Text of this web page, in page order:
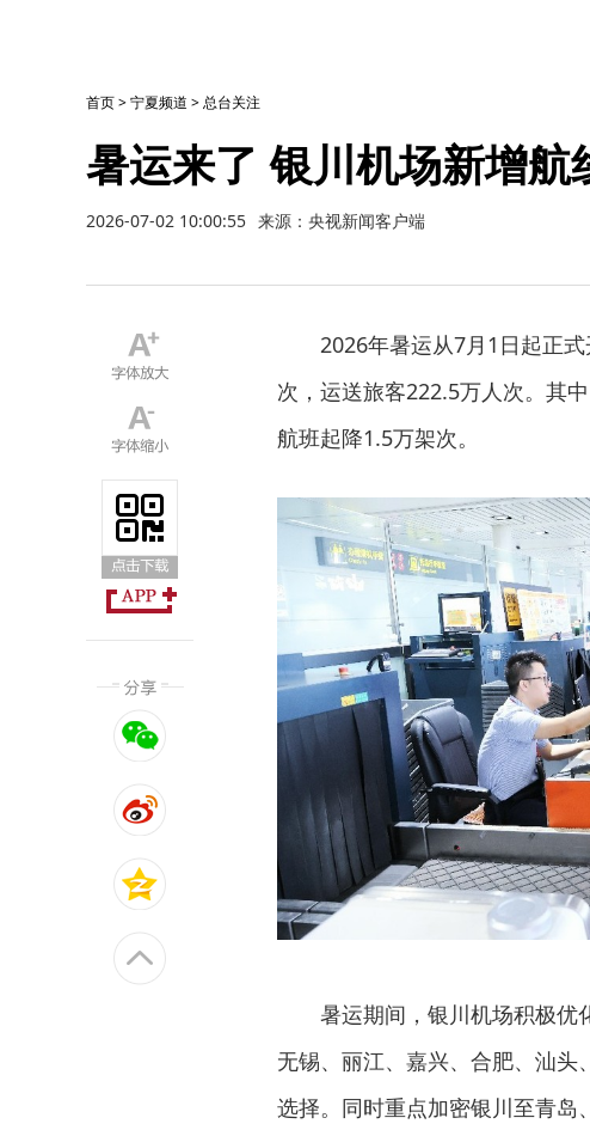
首页>宁夏频道 >总台关注
暑运来了 银川机场新增航
2026-07-02 10:00:55 来源：央视新闻客户端
2026年暑运从7月1日起正
次，运送旅客222.5万人次。其
航班起降1.5万架次。
暑运期间，银川机场积极优
无锡、丽江、嘉兴、合肥、汕
选择。同时重点加密银川至青岛